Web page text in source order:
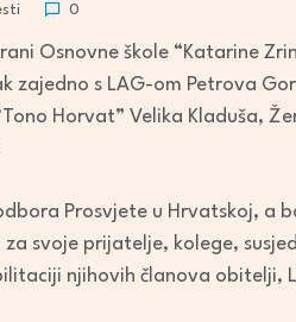
0
Osnovne škole “Katarine
zajedno s LAG-om Petrova
Horvat” Velika Kladuša,
Prosvjete u Hrvatskoj, a
svoje prijatelje, kolege,
njihovih članova obitelji,